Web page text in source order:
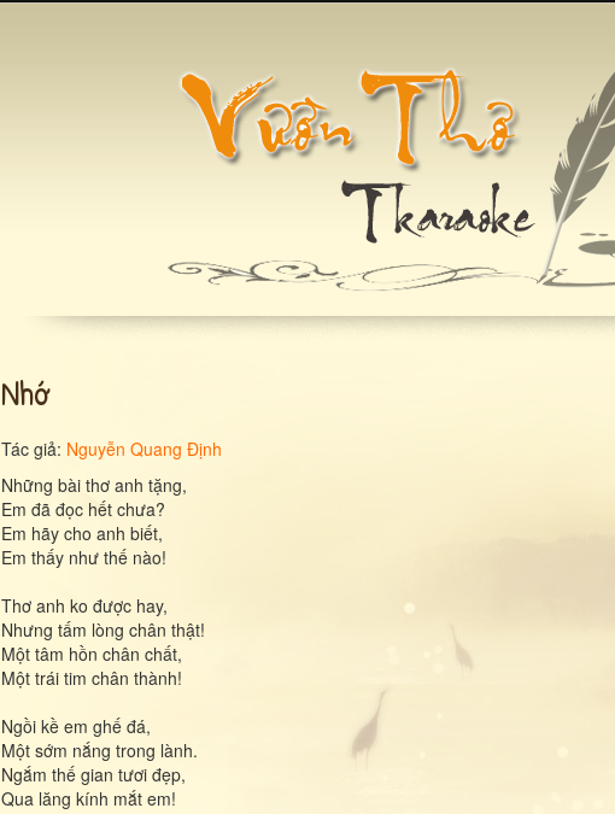
Nhớ
Tác giả: Nguyễn Quang Định
Những bài thơ anh tặng,
Em đã đọc hết chưa?
Em hãy cho anh biết,
Em thấy như thế nào!
Thơ anh ko được hay,
Nhưng tấm lòng chân thật!
Một tâm hồn chân chất,
Một trái tim chân thành!
Ngồi kề em ghế đá,
Một sớm nắng trong lành.
Ngắm thế gian tươi đẹp,
Qua lăng kính mắt em!